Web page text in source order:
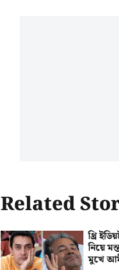
Related
থ্রি
নিয়ে
মুখে